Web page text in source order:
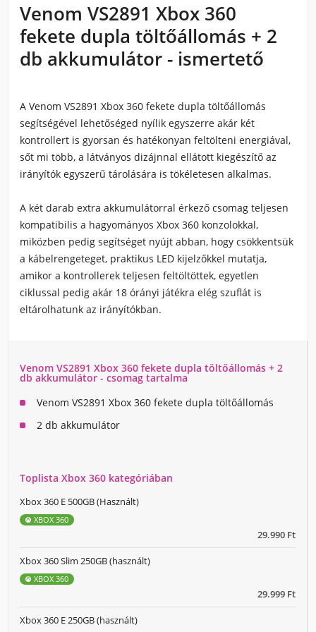
Venom VS2891 Xbox 360
fekete dupla töltőállomás + 2
db akkumulátor - ismertető
A Venom VS2891 Xbox 360 fekete dupla töltőállomás
segítségével lehetőséged nyílik egyszerre akár két
kontrollert is gyorsan és hatékonyan feltölteni energiával,
sőt mi több, a látványos dizájnnal ellátott kiegészítő az
irányítók egyszerű tárolására is tökéletesen alkalmas.
A két darab extra akkumulátorral érkező csomag teljesen
kompatibilis a hagyományos Xbox 360 konzolokkal,
miközben pedig segítséget nyújt abban, hogy csökkentsük
a kábelrengeteget, praktikus LED kijelzőkkel mutatja,
amikor a kontrollerek teljesen feltöltöttek, egyetlen
ciklussal pedig akár 18 órányi játékra elég szuflát is
eltárolhatunk az irányítókban.
Venom VS2891 Xbox 360 fekete dupla töltőállomás + 2
db akkumulátor - csomag tartalma
Venom VS2891 Xbox 360 fekete dupla töltőállomás
2 db akkumulátor
Toplista Xbox 360 kategóriában
29.990 Ft
Xbox 360 E 500GB (Használt)
XBOX 360
29.999 Ft
Xbox 360 Slim 250GB (használt)
XBOX 360
Xbox 360 E 250GB (használt)